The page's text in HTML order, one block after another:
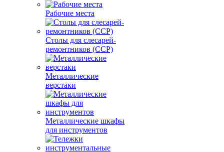
Рабочие места
Столы для слесарей-
ремонтников (ССР)
Металлические
верстаки
Металлические шкафы
для инструментов